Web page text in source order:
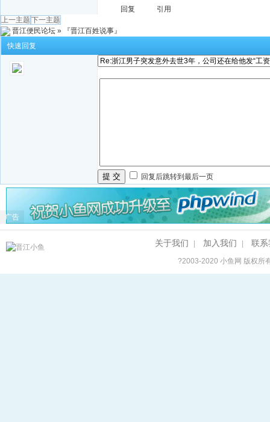
回复
引用
上一主题 下一主题
晋江便民论坛 »
『晋江百姓说事』
快速回复
提 交 回复后跳转到最后一页
广告
关于我们 加入我们 联系
?2003-2020小鱼网 版权所